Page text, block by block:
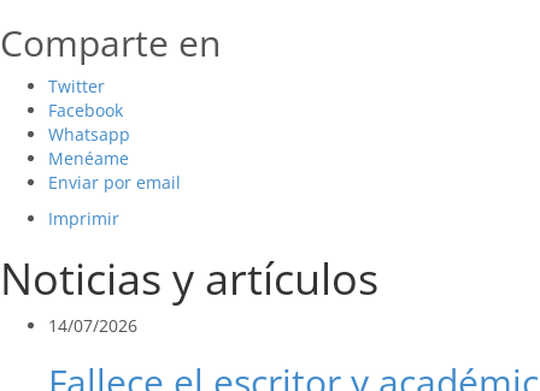
Comparte en
Twitter
Facebook
Whatsapp
Menéame
Enviar por email
Imprimir
Noticias y artículos
14/07/2026